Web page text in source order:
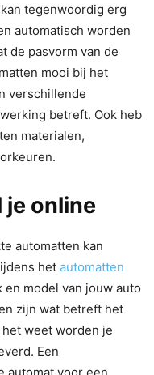
tegenwoordig erg
automatisch worden
de pasvorm van de
mooi bij het
verschillende
betreft. Ook heb
materialen,
online
automatten kan
het automatten
model van jouw auto
zijn wat betreft het
weet worden je
Een
automat voor een